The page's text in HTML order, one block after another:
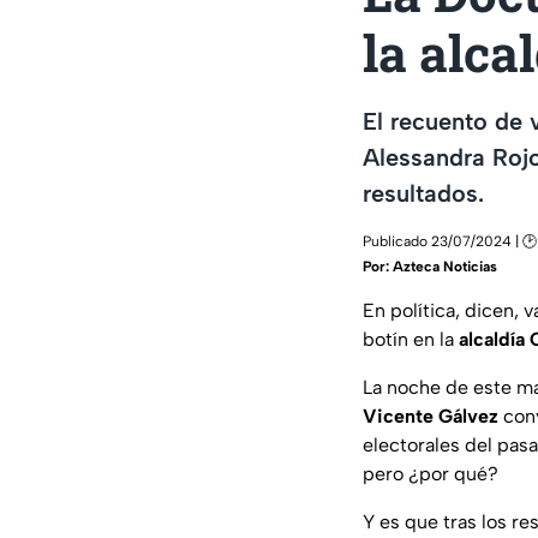
la
El recuento de
Alessandra
resultados.
Publicado 23/07/2024 |
Por: Azteca Noticias
En política, dicen,
botín en la alcaldía
La noche de este
Vicente Gálvez
electorales del
pero ¿por qué?
Y es que tras los